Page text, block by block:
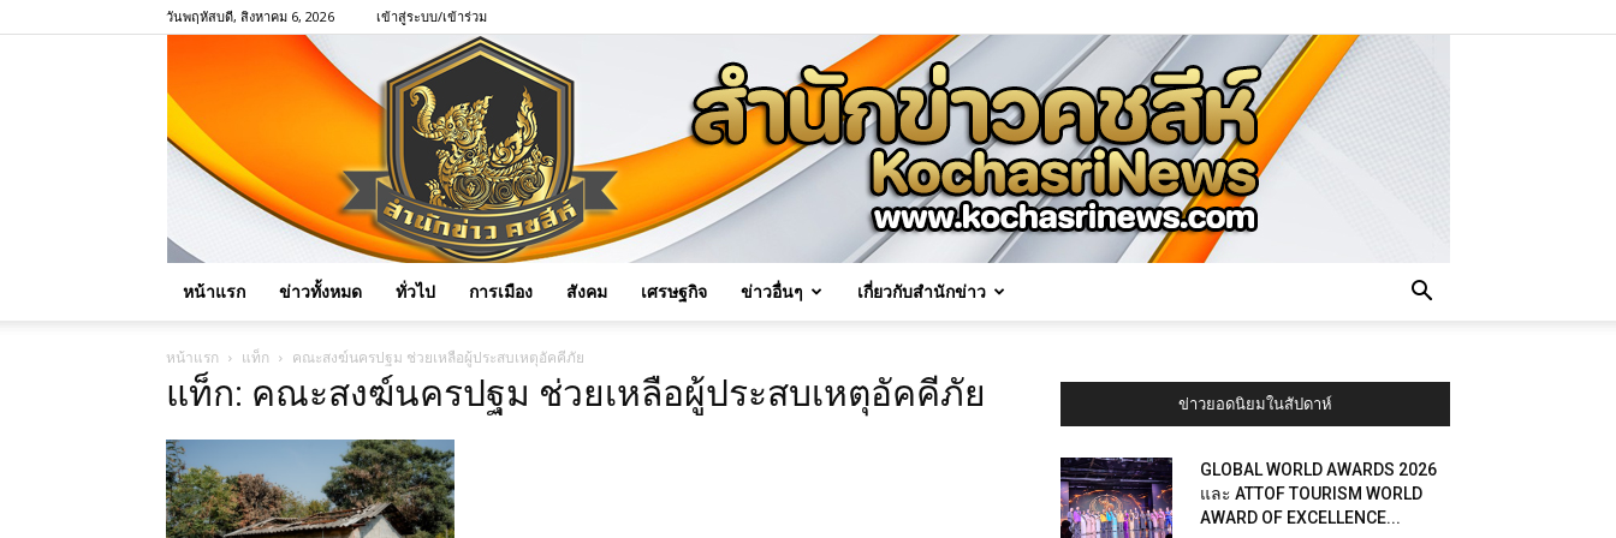
วันพฤหัสบดี, สิงหาคม 6, 2026 เข้าสู่ระบบ/เข้าร่วม
หน้าแรก ข่าวทั้งหมด ทั่วไป การเมือง สังคม เศรษฐกิจ ข่าวอื่นๆ เกี่ยวกับสำนักข่าว
หน้าแรก แท็ก คณะสงฆ์นครปฐม ช่วยเหลือผู้ประสบเหตุอัคคีภัย
แท็ก: คณะสงฆ์นครปฐม ช่วยเหลือผู้ประสบเหตุอัคคีภัย ข่าวยอดนิยมในสัปดาห์
GLOBAL WORLD AWARDS 2026
และ ATTOF TOURISM WORLD
AWARD OF EXCELLENCE...